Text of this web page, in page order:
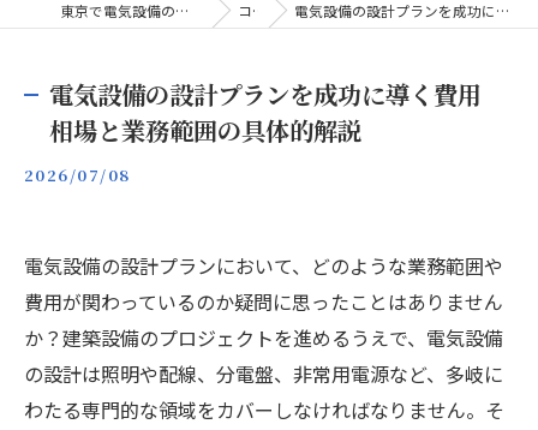
東京で電気設備の求人なら正恵電設株式会社 コラム 電気設備の設計プランを成功に導く費用相場と業務範囲の具体的解説
電気設備の設計プランを成功に導く費用
相場と業務範囲の具体的解説
2026/07/08
電気設備の設計プランにおいて、どのような業務範囲や
費用が関わっているのか疑問に思ったことはありません
か？建築設備のプロジェクトを進めるうえで、電気設備
の設計は照明や配線、分電盤、非常用電源など、多岐に
わたる専門的な領域をカバーしなければなりません。そ